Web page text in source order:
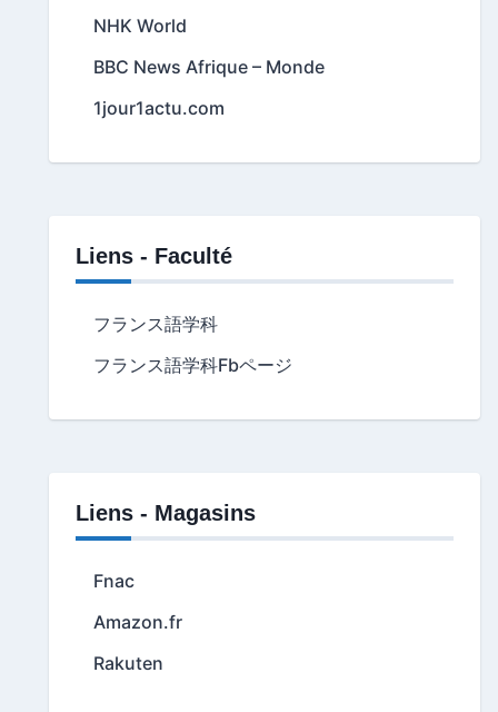
NHK World
BBC News Afrique – Monde
1jour1actu.com
Liens - Faculté
フランス語学科
フランス語学科Fbページ
Liens - Magasins
Fnac
Amazon.fr
Rakuten